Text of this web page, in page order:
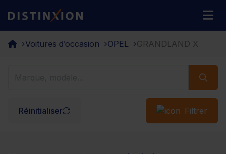
Distinxion
Voitures d’occasion OPEL GRANDLAND X
Réinitialiser Filtrer